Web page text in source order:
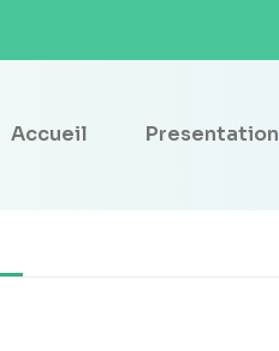
Accueil Presentation